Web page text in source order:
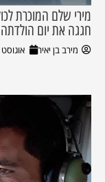
מירי שלם המוכרת
חגגה את יום
מירב בן יאיר אוגוסט 4, 2026